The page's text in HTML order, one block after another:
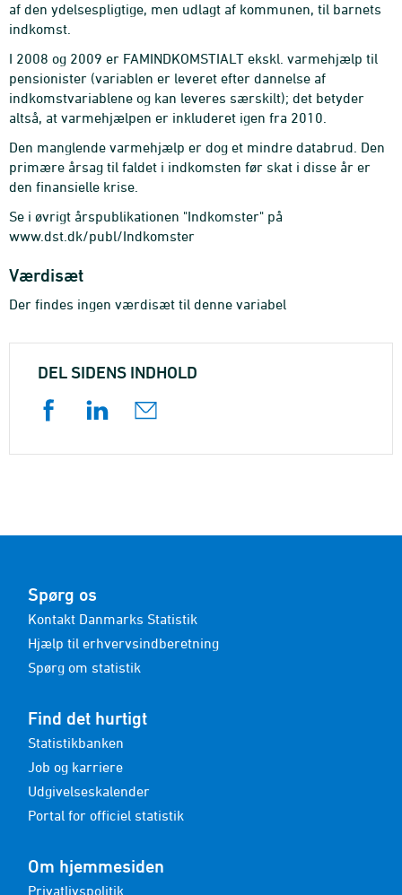
af den ydelsespligtige, men udlagt af kommunen, til barnets
indkomst.
I 2008 og 2009 er FAMINDKOMSTIALT ekskl. varmehjælp til
pensionister (variablen er leveret efter dannelse af
indkomstvariablene og kan leveres særskilt); det betyder
altså, at varmehjælpen er inkluderet igen fra 2010.
Den manglende varmehjælp er dog et mindre databrud. Den
primære årsag til faldet i indkomsten før skat i disse år er
den finansielle krise.
Se i øvrigt årspublikationen "Indkomster" på
www.dst.dk/publ/Indkomster
Værdisæt
Der findes ingen værdisæt til denne variabel
DEL SIDENS INDHOLD
Spørg os
Kontakt Danmarks Statistik
Hjælp til erhvervsindberetning
Spørg om statistik
Find det hurtigt
Statistikbanken
Job og karriere
Udgivelseskalender
Portal for officiel statistik
Om hjemmesiden
Privatlivspolitik